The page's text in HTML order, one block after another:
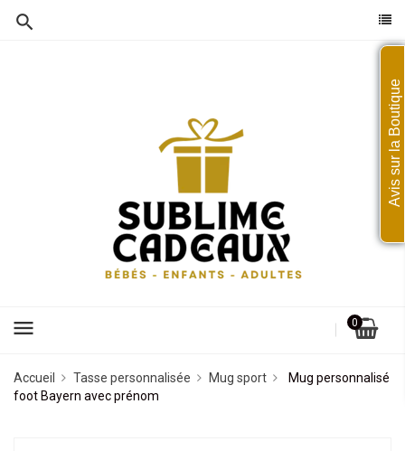
menu 0
Accueil Tasse personnalisée Mug sport
Mug personnalisé
foot Bayern avec prénom
Avis sur la Boutique